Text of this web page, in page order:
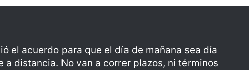
el acuerdo para que el día de mañana sea día
a distancia. No van a correr plazos, ni términos